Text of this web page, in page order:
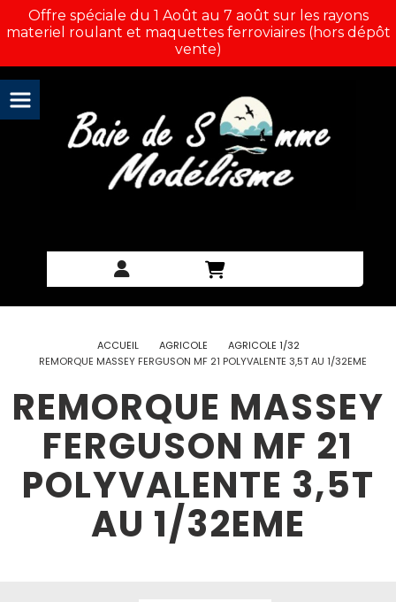
Offre spéciale du 1 Août au 7 août sur les rayons
materiel roulant et maquettes ferroviaires (hors dépôt
vente)
ACCUEIL AGRICOLE
AGRICOLE 1/32
REMORQUE MASSEY FERGUSON MF 21 POLYVALENTE 3,5T AU 1/32EME
REMORQUE MASSEY
FERGUSON MF 21
POLYVALENTE 3,5T
AU 1/32EME
Panneau de gestion des cookies